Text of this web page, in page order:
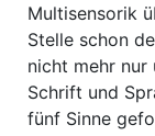
Multisensorik
Stelle schon
nicht mehr nur
Schrift und
fünf Sinne